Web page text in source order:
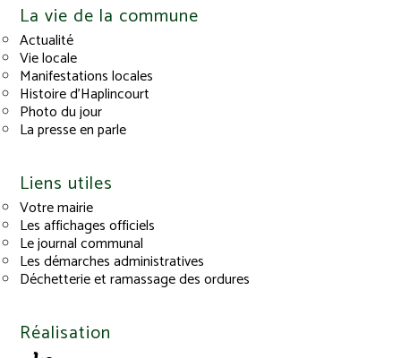
La vie de la commune
Actualité
Vie locale
Manifestations locales
Histoire d’Haplincourt
Photo du jour
La presse en parle
Liens utiles
Votre mairie
Les affichages officiels
Le journal communal
Les démarches administratives
Déchetterie et ramassage des ordures
Réalisation